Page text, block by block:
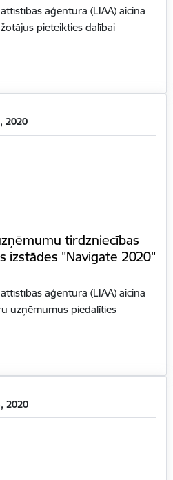
aģentūra (LIAA) aicina
pieteikties dalībai
2020
tirdzniecības
izstādes "Navigate 2020"
aģentūra (LIAA) aicina
uzņēmumus piedalīties
2020